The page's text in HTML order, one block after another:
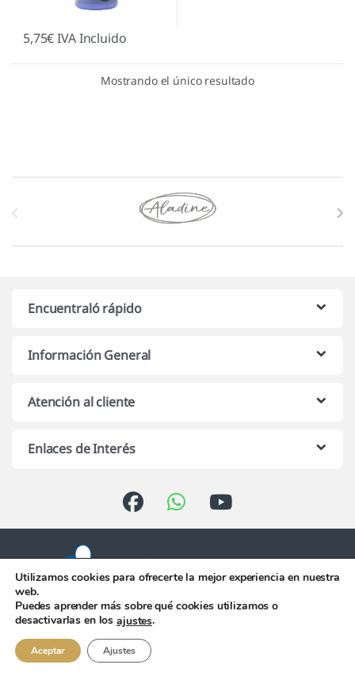
5,75€IVA Incluido
Mostrando el único resultado
Marcas De Carrusel
Encuentraló rápido
Información General
Atención al cliente
Enlaces de Interés
Atención telefónica de 10:00 h.
956 344 058
Utilizamos cookies para ofrecerte la mejor experiencia en nuestra
web.
Puedes aprender más sobre qué cookies utilizamos o
desactivarlas en losajustes.
Aceptar Ajustes